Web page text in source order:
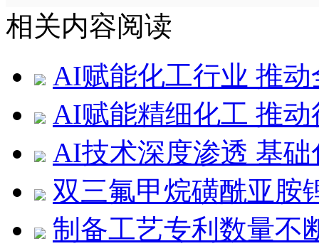
相关内容阅读
AI赋能化工行业 推
AI赋能精细化工 推
AI技术深度渗透 基
双三氟甲烷磺酰亚胺
制备工艺专利数量不